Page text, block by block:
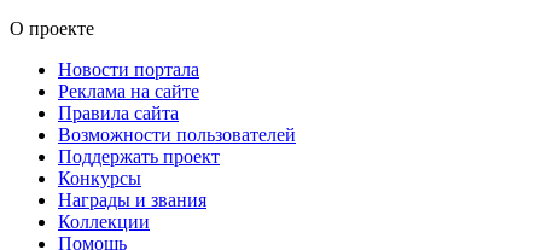
О проекте
Новости портала
Реклама на сайте
Правила сайта
Возможности пользователей
Поддержать проект
Конкурсы
Награды и звания
Коллекции
Помощь